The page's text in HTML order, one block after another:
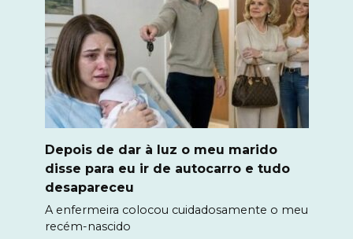
Depois de dar à luz o meu marido
disse para eu ir de autocarro e tudo
desapareceu
A enfermeira colocou cuidadosamente o meu
recém-nascido